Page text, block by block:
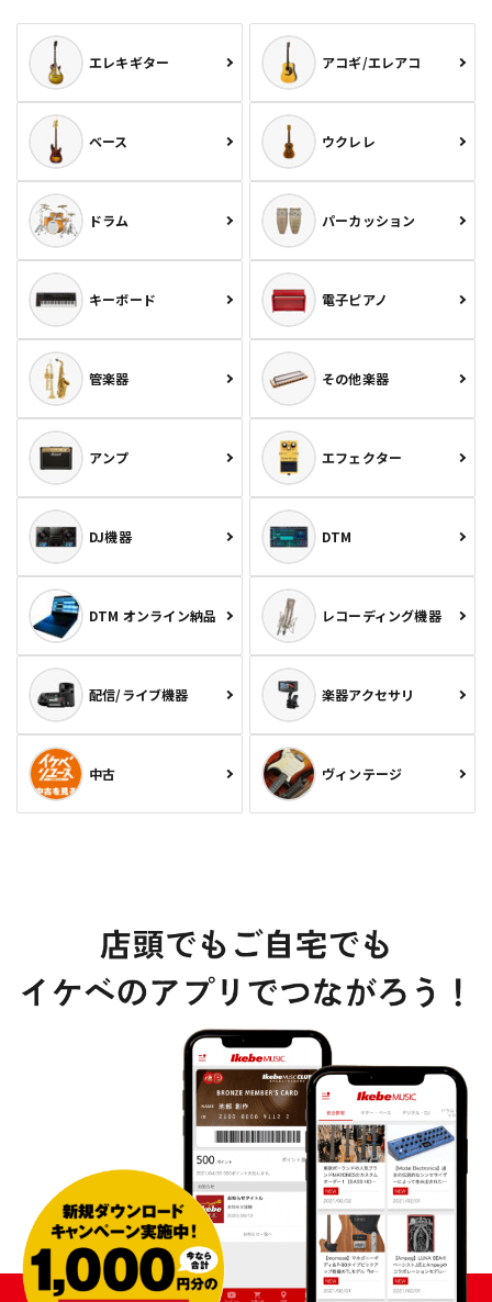
エレキギター アコギ/エレアコ
ベース ウクレレ
ドラム パーカッション
キーボード 電子ピアノ
管楽器 その他楽器
アンプ エフェクター
DJ機器 DTM
DTM オンライン納品 レコーディング機器
配信/ライブ機器 楽器アクセサリ
中古 ヴィンテージ